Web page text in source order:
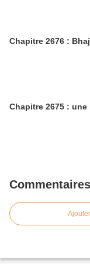
Chapitre 2676 :
Chapitre 2675 :
Commentaires